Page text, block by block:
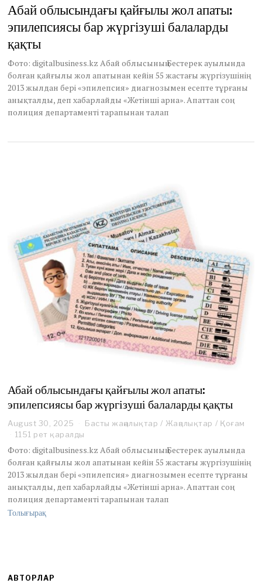
g
u
s
0
,
2
0
5
Абай облысындағы қайғылы жол апаты:
эпилепсиясы бар жүргізуші балаларды
қақты
Фото: digitalbusiness.kz Абай облысының Бестерек ауылында
болған қайғылы жол апатынан кейін 55 жастағы жүргізушінің
2013 жылдан бері «эпилепсия» диагнозымен есепте тұрғаны
анықталды, деп хабарлайды «Жетінші арна». Апаттан соң
полиция департаменті тарапынан талап
Абай облысындағы қайғылы жол апаты:
эпилепсиясы бар жүргізуші балаларды қақты
August 30, 2025
u
u
s
t
3
0
Басты жаңалықтар / Жаңалықтар / Қоғам
1151 рет қаралды
Фото: digitalbusiness.kz Абай облысының Бестерек ауылында
болған қайғылы жол апатынан кейін 55 жастағы жүргізушінің
2013 жылдан бері «эпилепсия» диагнозымен есепте тұрғаны
анықталды, деп хабарлайды «Жетінші арна». Апаттан соң
полиция департаменті тарапынан талап
Толығырақ
АВТОРЛАР